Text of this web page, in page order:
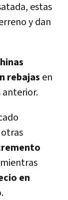
estas
y dan
rebajas en
anterior.
en